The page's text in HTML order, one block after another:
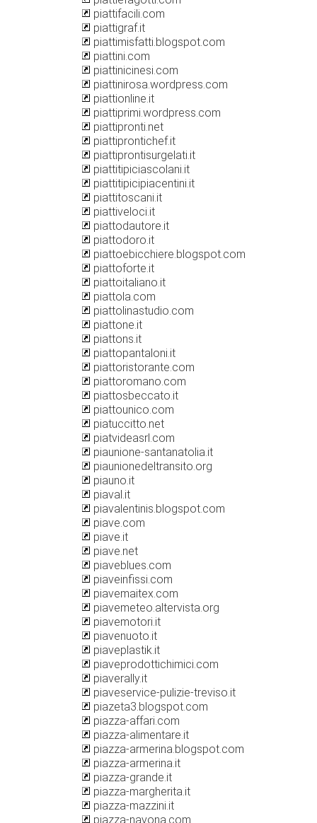
piattifacili.com
piattigraf.it
piattimisfatti.blogspot.com
piattini.com
piattinicinesi.com
piattinirosa.wordpress.com
piattionline.it
piattiprimi.wordpress.com
piattipronti.net
piattiprontichef.it
piattiprontisurgelati.it
piattitipiciascolani.it
piattitipicipiacentini.it
piattitoscani.it
piattiveloci.it
piattodautore.it
piattodoro.it
piattoebicchiere.blogspot.com
piattoforte.it
piattoitaliano.it
piattola.com
piattolinastudio.com
piattone.it
piattons.it
piattopantaloni.it
piattoristorante.com
piattoromano.com
piattosbeccato.it
piattounico.com
piatuccitto.net
piatvideasrl.com
piaunione-santanatolia.it
piaunionedeltransito.org
piauno.it
piaval.it
piavalentinis.blogspot.com
piave.com
piave.it
piave.net
piaveblues.com
piaveinfissi.com
piavemaitex.com
piavemeteo.altervista.org
piavemotori.it
piavenuoto.it
piaveplastik.it
piaveprodottichimici.com
piaverally.it
piaveservice-pulizie-treviso.it
piazeta3.blogspot.com
piazza-affari.com
piazza-alimentare.it
piazza-armerina.blogspot.com
piazza-armerina.it
piazza-grande.it
piazza-margherita.it
piazza-mazzini.it
piazza-navona.com